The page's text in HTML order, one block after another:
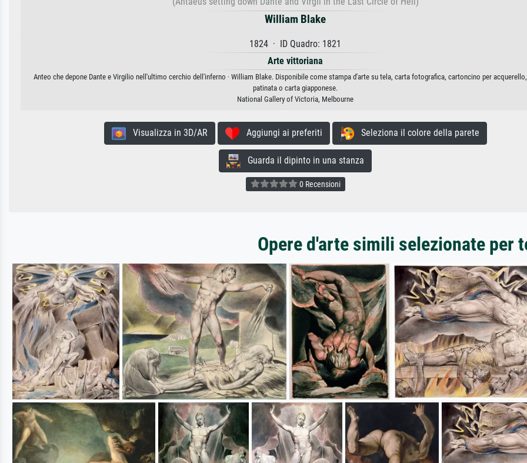
William Blake
1824 · ID Quadro: 1821
Arte vittoriana
Anteo che depone Dante e Virgilio nell'ultimo cerchio dell'inferno · William Blake. Disponibile come stampa d'arte su tela, carta fotografica, cartoncino per
patinata o carta giapponese.
National Gallery of Victoria, Melbourne
Visualizza in 3D/AR Aggiungi ai preferiti Seleziona il colore della parete
Guarda il dipinto in una stanza
0 Recensioni
Opere d'arte simili selezionate per